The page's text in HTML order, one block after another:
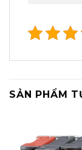
SẢN PHẨM